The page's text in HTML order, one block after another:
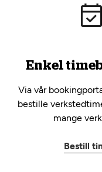
Enkel
Via vår
bestille
mange
Bestill